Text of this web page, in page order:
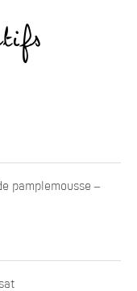
pamplemousse –